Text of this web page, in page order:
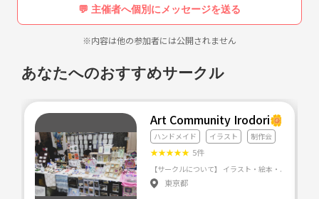
スポーツ参加したい
カフェに行きたい🍰
ハンドメイドや創作も、完成を目指さず楽しむことを大切にしています
参加ご希望の方がいたら、気軽に連絡ください📨
その際に詳細情報お伝えさせていただきます
⚠️注意事項⚠️
勧誘・出会い目的や連絡先交換はNG🙅‍♀️です
💬 主催者へ個別にメッセージを送る
※内容は他の参加者には公開されません
あなたへのおすすめサークル
Art Community Irodori🌼
ハンドメイド イラスト 制作会
★★★★★ 5件
東京都